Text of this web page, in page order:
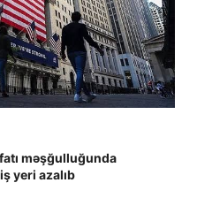
məşğulluğunda
yeri azalıb